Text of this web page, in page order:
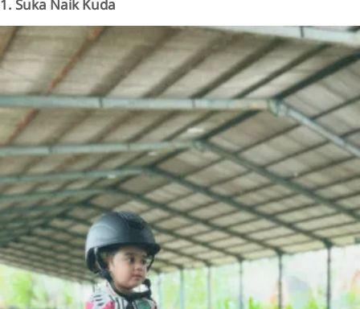
1. Suka Naik Kuda